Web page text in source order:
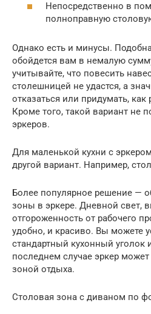
Непосредственно в
полноправную
Однако есть и минусы.
обойдется вам в немалую
учитывайте, что повесить
столешницей не удастся, а
отказаться или придумать, как
Кроме того, такой вариант не
эркеров.
Для маленькой кухни с
другой вариант. Например,
Более популярное решение —
зоны в эркере. Дневной свет,
отгороженность от рабочего
удобно, и красиво. Вы можете
стандартный кухонный уголок
последнем случае эркер может
зоной отдыха.
Столовая зона с диваном по